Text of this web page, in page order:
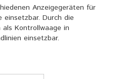
Anzeigegeräten für
einsetzbar. Durch die
Kontrollwaage in
einsetzbar.